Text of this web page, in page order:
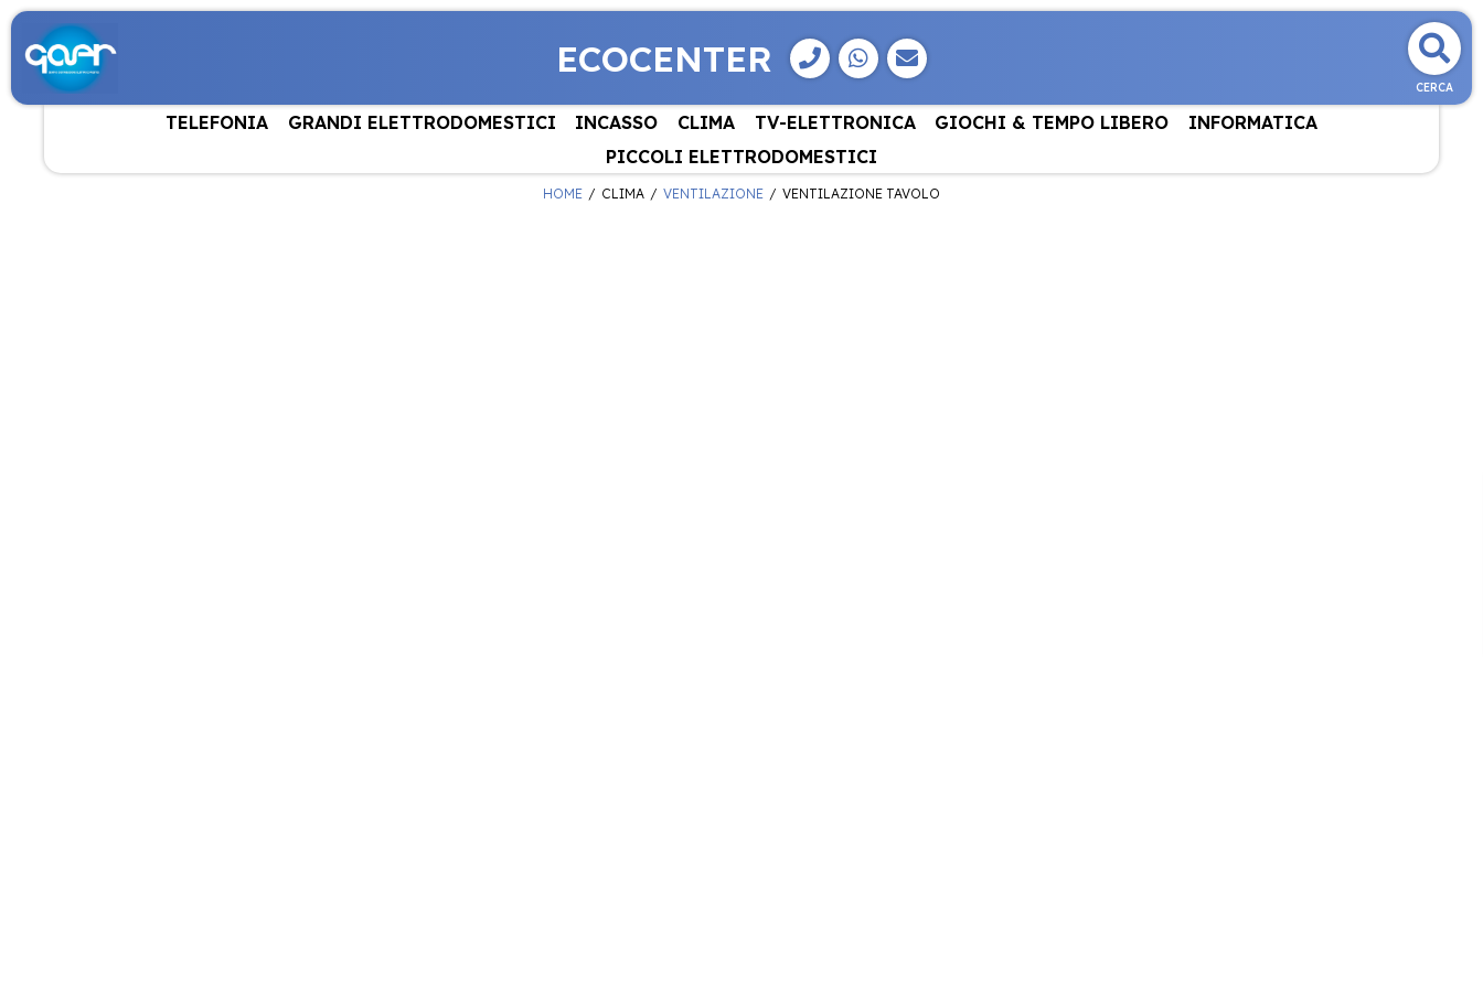
ECOCENTER
CERCA
TELEFONIA GRANDI ELETTRODOMESTICI INCASSO CLIMA TV-ELETTRONICA GIOCHI & TEMPO LIBERO
INFORMATICA
PICCOLI ELETTRODOMESTICI
HOME CLIMA VENTILAZIONE VENTILAZIONE TAVOLO